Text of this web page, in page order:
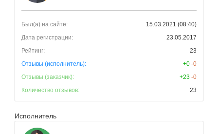
Был(а) на сайте:
15.03.2021 (08:40)
Дата регистрации:
23.05.2017
Рейтинг:
23
Отзывы (исполнитель):
+0 -0
Отзывы (заказчик):
+23 -0
Количество отзывов:
23
Исполнитель